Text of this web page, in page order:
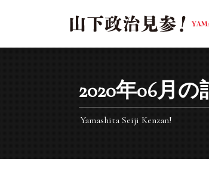
2020年06月の
Yamashita Seiji Kenzan!